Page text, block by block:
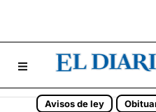
Avisos de ley